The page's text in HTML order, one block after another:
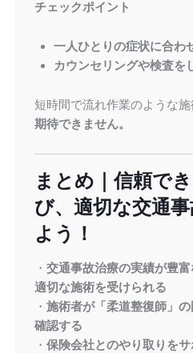
チェックポイント
一人ひとりの症状に合わ
カウンセリングや検査を
短時間で流れ作業のような施
期待できません。
まとめ｜信頼で
び、適切な交通
よう！
・ 交通事故治療の実績が豊富
適切な施術を受けられる
・ 施術者が「柔道整復師」
確認する
・ 保険会社とのやり取りを